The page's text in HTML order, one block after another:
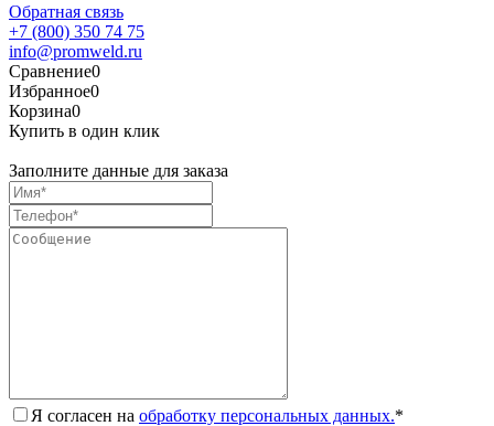
Обратная связь
+7 (800) 350 74 75
info@promweld.ru
Сравнение0
Избранное0
Корзина0
Купить в один клик
Заполните данные для заказа
Я согласен на обработку персональных данных.*